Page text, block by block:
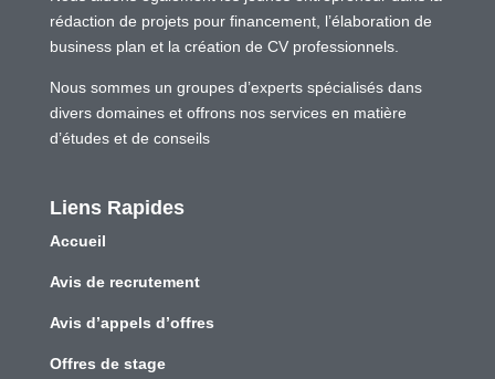
rédaction de projets pour financement, l’élaboration de
business plan et la création de CV professionnels.
Nous sommes un groupes d’experts spécialisés dans
divers domaines et offrons nos services en matière
d’études et de conseils
Liens Rapides
Accueil
Avis de recrutement
Avis d’appels d’offres
Offres de stage